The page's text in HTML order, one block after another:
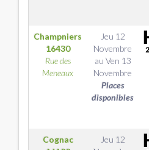
Champniers
16430
Rue des
Meneaux
Jeu 12
Novembre
au Ven 13
Novembre
Places
disponibles
Cognac
Jeu 12